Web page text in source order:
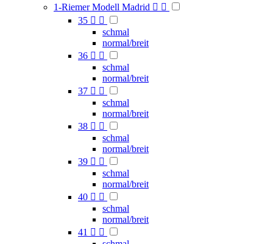
1-Riemer Modell Madrid  
35  
schmal
normal/breit
36  
schmal
normal/breit
37  
schmal
normal/breit
38  
schmal
normal/breit
39  
schmal
normal/breit
40  
schmal
normal/breit
41  